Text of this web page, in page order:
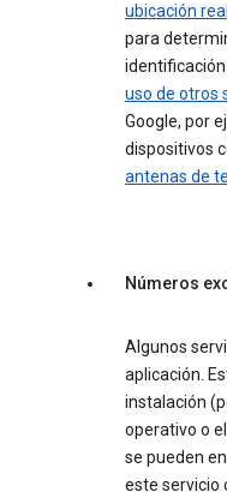
ubicación real
para
identificación
uso de otros
Google, por
dispositivos
antenas de
Números
Algunos
aplicación.
instalación
operativo o
se pueden
este servicio